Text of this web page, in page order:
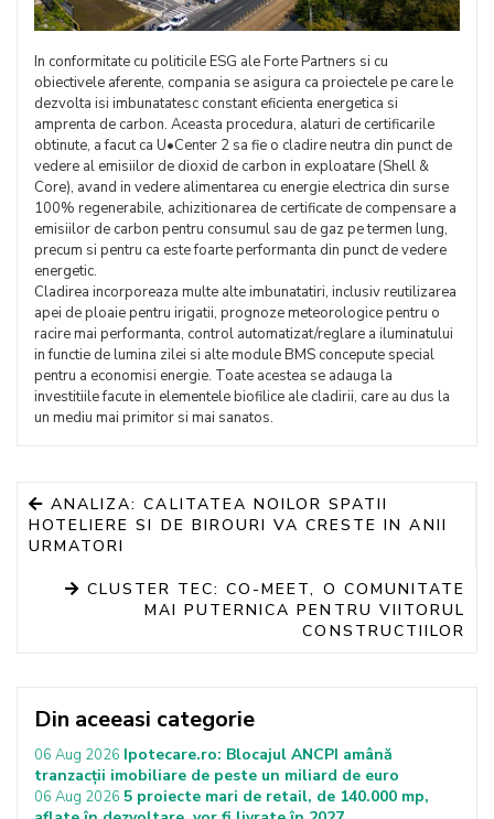
In conformitate cu politicile ESG ale Forte Partners si cu
obiectivele aferente, compania se asigura ca proiectele pe care le
dezvolta isi imbunatatesc constant eficienta energetica si
amprenta de carbon. Aceasta procedura, alaturi de certificarile
obtinute, a facut ca U•Center 2 sa fie o cladire neutra din punct de
vedere al emisiilor de dioxid de carbon in exploatare (Shell &
Core), avand in vedere alimentarea cu energie electrica din surse
100% regenerabile, achizitionarea de certificate de compensare a
emisiilor de carbon pentru consumul sau de gaz pe termen lung,
precum si pentru ca este foarte performanta din punct de vedere
energetic.
Cladirea incorporeaza multe alte imbunatatiri, inclusiv reutilizarea
apei de ploaie pentru irigatii, prognoze meteorologice pentru o
racire mai performanta, control automatizat/reglare a iluminatului
in functie de lumina zilei si alte module BMS concepute special
pentru a economisi energie. Toate acestea se adauga la
investitiile facute in elementele biofilice ale cladirii, care au dus la
un mediu mai primitor si mai sanatos.
ANALIZA: CALITATEA NOILOR SPATII
HOTELIERE SI DE BIROURI VA CRESTE IN ANII
URMATORI
CLUSTER TEC: CO-MEET, O COMUNITATE
MAI PUTERNICA PENTRU VIITORUL
CONSTRUCTIILOR
Din aceeasi categorie
06 Aug 2026 Ipotecare.ro: Blocajul ANCPI amână
tranzacții imobiliare de peste un miliard de euro
06 Aug 2026 5 proiecte mari de retail, de 140.000 mp,